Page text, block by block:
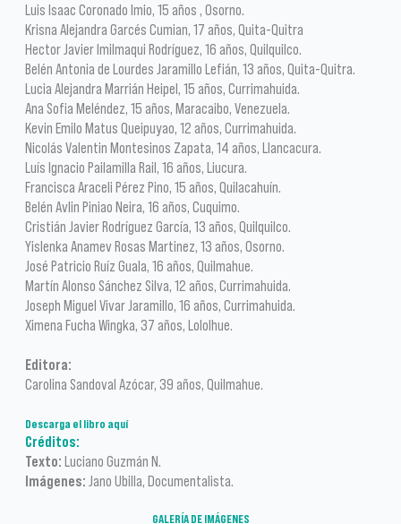
Luis Isaac Coronado Imio, 15 años , Osorno.
Krisna Alejandra Garcés Cumian, 17 años, Quita-Quitra
Hector Javier lmilmaqui Rodríguez, 16 años, Quilquilco.
Belén Antonia de Lourdes Jaramillo Lefián, 13 años, Quita-Quitra.
Lucia Alejandra Marrián Heipel, 15 años, Currimahuida.
Ana Sofia Meléndez, 15 años, Maracaibo, Venezuela.
Kevin Emilo Matus Queipuyao, 12 años, Currimahuida.
Nicolás Valentin Montesinos Zapata, 14 años, Llancacura.
Luís Ignacio Pailamilla Rail, 16 años, Liucura.
Francisca Araceli Pérez Pino, 15 años, Quilacahuín.
Belén Avlin Piniao Neira, 16 años, Cuquimo.
Cristián Javier Rodríguez García, 13 años, Quilquilco.
Yislenka Anamev Rosas Martinez, 13 años, Osorno.
José Patricio Ruíz Guala, 16 años, Quilmahue.
Martín Alonso Sánchez Silva, 12 años, Currimahuida.
Joseph Miguel Vivar Jaramillo, 16 años, Currimahuida.
Ximena Fucha Wingka, 37 años, Lololhue.
Editora:
Carolina Sandoval Azócar, 39 años, Quilmahue.
Descarga el libro aquí
Créditos:
Texto: Luciano Guzmán N.
Imágenes: Jano Ubilla, Documentalista.
GALERÍA DE IMÁGENES